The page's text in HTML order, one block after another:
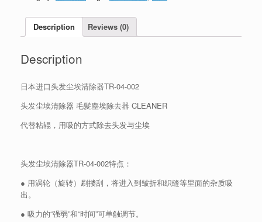
Description Reviews (0)
Description
日本进口头发尘埃清除器TR-04-002
头发尘埃清除器 毛髪塵埃除去器 CLEANER
代替粘辊，用吸的方式除去头发与尘埃
头发尘埃清除器TR-04-002特点：
● 用涡轮（旋转）刷搂刮，将进入到皱折和织缝等里面的杂质吸
出。
● 吸力的“强弱”和“时间”可单触调节。